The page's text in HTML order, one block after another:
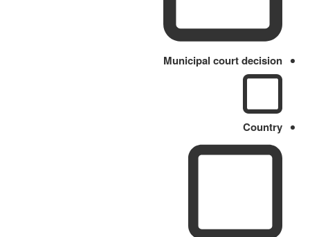
Municipal court decision
Country